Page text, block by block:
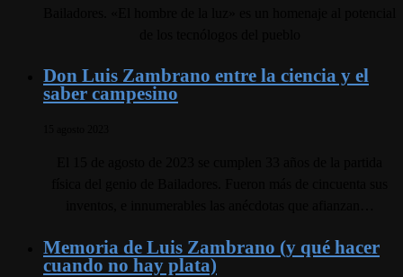
Don Luis Zambrano entre la ciencia y el
saber campesino
Memoria de Luis Zambrano (y qué hacer
cuando no hay plata)